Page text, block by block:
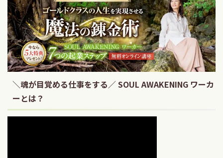
＼魂が目覚める仕事をする／ SOUL AWAKENING ワーカ
ーとは？